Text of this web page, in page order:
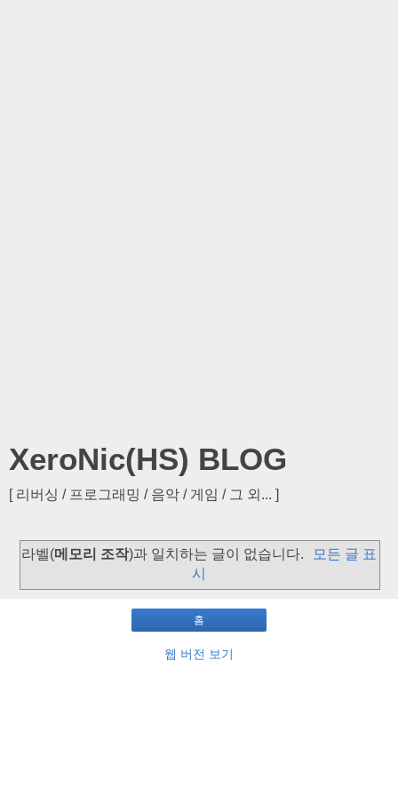
XeroNic(HS) BLOG
[ 리버싱 / 프로그래밍 / 음악 / 게임 / 그 외... ]
라벨(메모리 조작)과 일치하는 글이 없습니다.
모든 글 표
시
홈
웹 버전 보기